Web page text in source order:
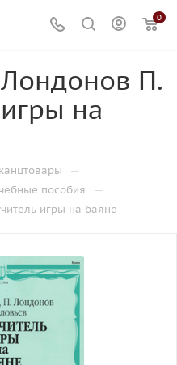
0
П.
на
—
пособия —
игры на баяне